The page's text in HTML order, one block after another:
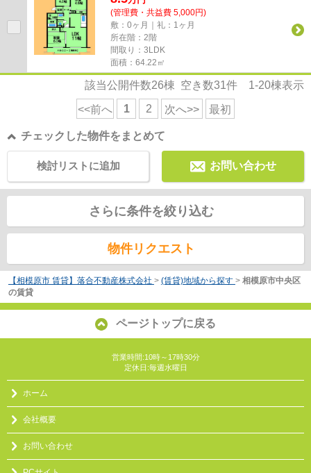
(管理費・共益費 5,000円)
敷：0ヶ月｜礼：1ヶ月
所在階：2階
間取り：3LDK
面積：64.22㎡
該当公開件数26棟 空き数31件 1-20棟表示
<<前へ 1 2 次へ>> 最初
チェックした物件をまとめて
お問い合わせ
検討リストに追加
さらに条件を絞り込む
物件リクエスト
【相模原市 賃貸】落合不動産株式会社 > (賃貸)地域から探す > 相模原市中央区
の賃貸
ページトップに戻る
営業時間:10時～17時30分
定休日:毎週水曜日
ホーム
会社概要
お問い合わせ